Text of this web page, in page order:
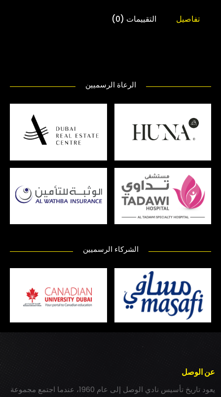
تفاصيل التقييمات (0)
الرعاة الرسميين
الشركاء الرسميين
عن الوصل
يعود تاريخ تأسيس نادي الوصل إلى عام 1960، عندما اجتمع مجموعة